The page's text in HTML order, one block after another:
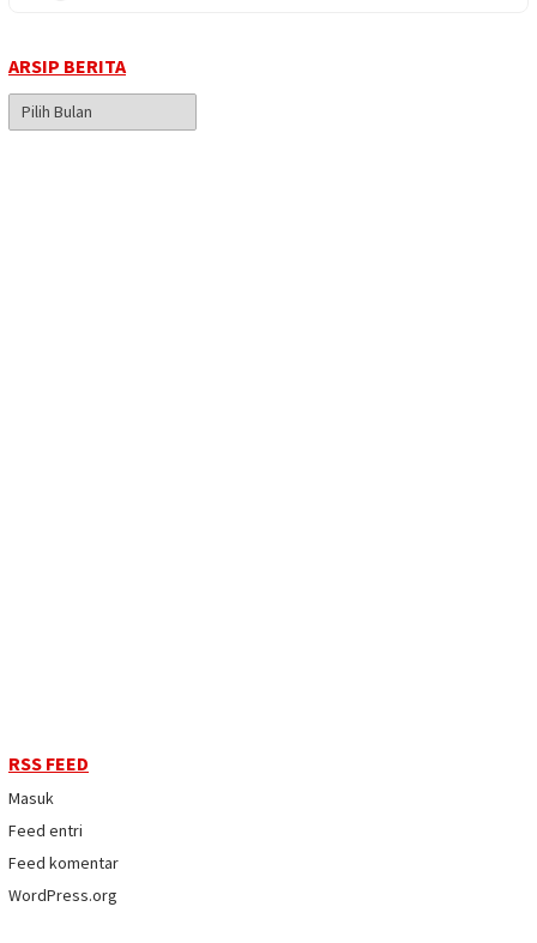
ARSIP BERITA
Arsip
Berita
RSS FEED
Masuk
Feed entri
Feed komentar
WordPress.org